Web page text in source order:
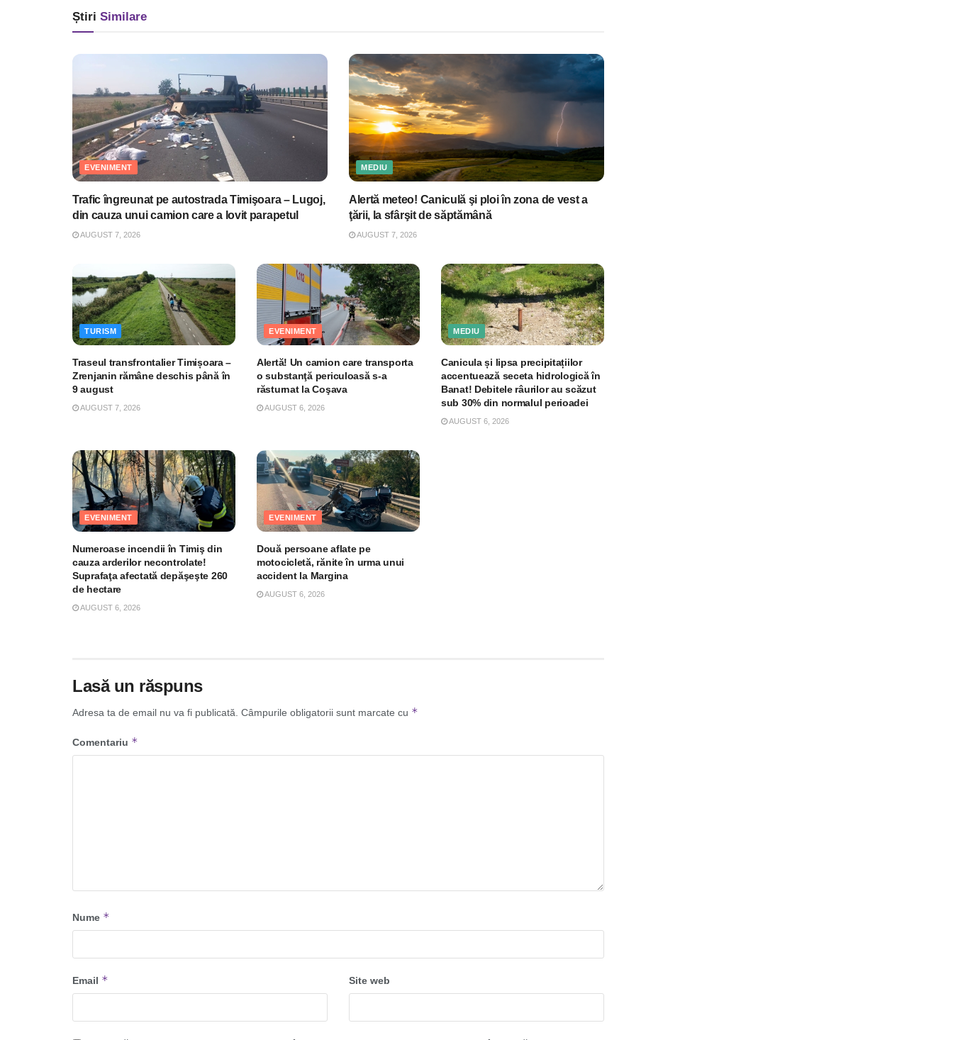
Știri Similare
EVENIMENT
Trafic îngreunat pe autostrada Timişoara – Lugoj,
din cauza unui camion care a lovit parapetul
AUGUST 7, 2026
MEDIU
Alertă meteo! Caniculă şi ploi în zona de vest a
ţării, la sfârşit de săptămână
AUGUST 7, 2026
TURISM
Traseul transfrontalier Timișoara –
Zrenjanin rămâne deschis până în
9 august
AUGUST 7, 2026
EVENIMENT
Alertă! Un camion care transporta
o substanţă periculoasă s-a
răsturnat la Coşava
AUGUST 6, 2026
MEDIU
Canicula și lipsa precipitațiilor
accentuează seceta hidrologică în
Banat! Debitele râurilor au scăzut
sub 30% din normalul perioadei
AUGUST 6, 2026
EVENIMENT
Numeroase incendii în Timiş din
cauza arderilor necontrolate!
Suprafaţa afectată depăşeşte 260
de hectare
AUGUST 6, 2026
EVENIMENT
Două persoane aflate pe
motocicletă, rănite în urma unui
accident la Margina
AUGUST 6, 2026
Lasă un răspuns
Adresa ta de email nu va fi publicată. Câmpurile obligatorii sunt marcate cu *
Comentariu *
Nume *
Email * Site web